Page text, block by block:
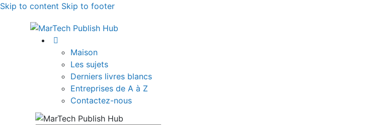
Skip to content Skip to footer
Maison
Les sujets
Derniers livres blancs
Entreprises de A à Z
Contactez-nous